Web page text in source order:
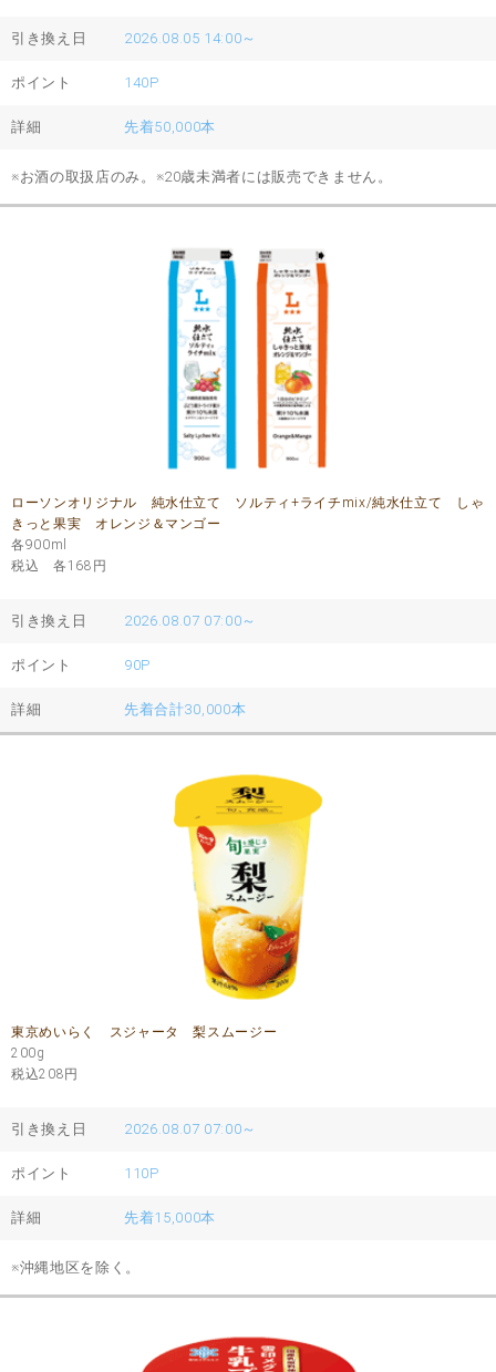
引き換え日 2026.08.05 14:00～
ポイント 140P
詳細 先着50,000本
※お酒の取扱店のみ。※20歳未満者には販売できません。
ローソンオリジナル 純水仕立て ソルティ+ライチmix/純水仕立て しゃ
きっと果実 オレンジ＆マンゴー
各900ml
税込 各168 円
引き換え日 2026.08.07 07:00～
ポイント 90P
詳細 先着合計30,000本
東京めいらく スジャータ 梨スムージー
200g
税込208 円
引き換え日 2026.08.07 07:00～
ポイント 110P
詳細 先着15,000本
※沖縄地区を除く。